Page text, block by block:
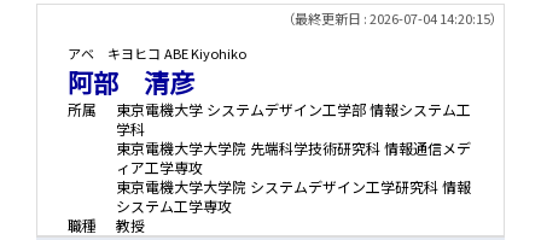
（最終更新日 : 2026-07-04 14:20:15）
アベ キヨヒコ ABE Kiyohiko
阿部 清彦
所属
東京電機大学 システムデザイン工学部 情報システム工
学科
東京電機大学大学院 先端科学技術研究科 情報通信メデ
ィア工学専攻
東京電機大学大学院 システムデザイン工学研究科 情報
システム工学専攻
職種
教授